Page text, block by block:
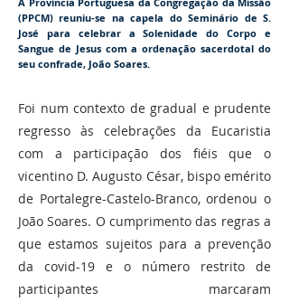
(PPCM) reuniu-se na capela do Seminário de S.
José para celebrar a Solenidade do Corpo e
Sangue de Jesus com a ordenação sacerdotal do
seu confrade, João Soares.
Foi num contexto de gradual e prudente
regresso às celebrações da Eucaristia
com a participação dos fiéis que o
vicentino D. Augusto César, bispo emérito
de Portalegre-Castelo-Branco, ordenou o
João Soares. O cumprimento das regras a
que estamos sujeitos para a prevenção
da covid-19 e o número restrito de
participantes marcaram